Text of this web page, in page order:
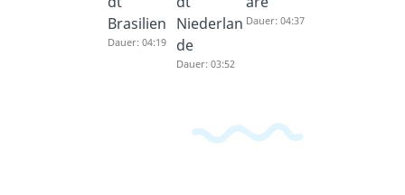
Brasilien
Dauer: 04:19
Niederlan
de
Dauer: 03:52
Dauer: 04:37